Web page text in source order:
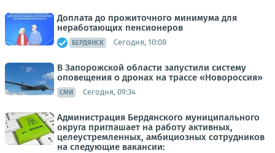
Доплата до прожиточного минимума для
неработающих пенсионеров
БЕРДЯНСК Сегодня, 10:08
В Запорожской области запустили систему
оповещения о дронах на трассе «Новороссия»
СМИ Сегодня, 09:34
Администрация Бердянского муниципального
округа приглашает на работу активных,
целеустремленных, амбициозных сотрудников
на следующие вакансии: